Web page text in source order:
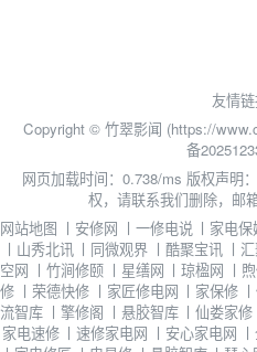
友情链
Copyright © 竹翠影闻 (https://
备
网页加载时间：0.738/ms 版权声明
权，请联系我们删除，邮
网站地图 丨 安修网 丨 一修电说 丨 家电保
丨 山秀北讯 丨 同微观界 丨 酷聚宝讯 丨
空网 丨 竹涧修颐 丨 星缮网 丨琼楹网 丨
修 丨 荣德快修 丨 家匠修电网 丨 家保修 丨
流智库 丨 擎修阁 丨 悬胶智库 丨仙娄家修
家电速修 丨 速修家电网 丨 安心家电网 丨